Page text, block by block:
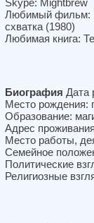
Skype: Mightbrew
Любимый фильм:
схватка (1980)
Любимая книга:
Биография Дата
Место рождения:
Образование:
Адрес
Место работы,
Семейное
Политические
Религиозные